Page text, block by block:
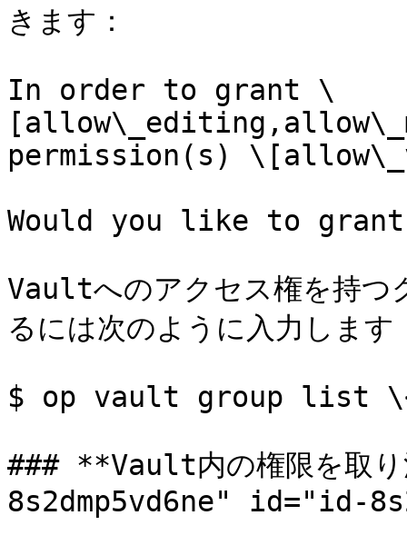
きます：
In order to grant \
permission(s)
Would you like to
Vaultへのアクセス権を持つ
るには次のように入力します
$ op vault group list
### **Vault内の権限を
8s2dmp5vd6ne" id="id-